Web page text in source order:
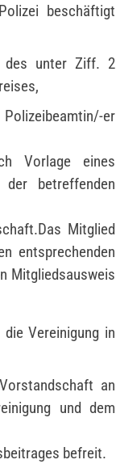
beschäftigt
des unter Ziff. 2
er
Vorlage eines
der betreffenden
Mitglied
entsprechenden
Mitgliedsausweis
Vereinigung in
an
und dem
befreit.